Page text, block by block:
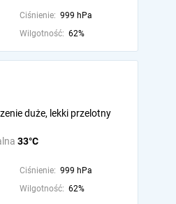
Ciśnienie: 999 hPa
Wilgotność: 62%
33°C
duże, lekki przelotny
Ciśnienie: 999 hPa
Wilgotność: 62%